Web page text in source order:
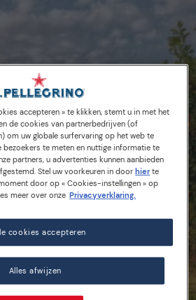
impact
accepteren » te klikken, stemt u in met het
de cookies van partnerbedrijven (of
om uw globale surfervaring op het web te
bezoekers te meten en nuttige informatie te
partners, u advertenties kunnen aanbieden
Stel uw voorkeuren in doorhier te
door op « Cookies-instellingen » op
meer over onze Privacyverklaring.
Alles afwijzen
cookies accepteren